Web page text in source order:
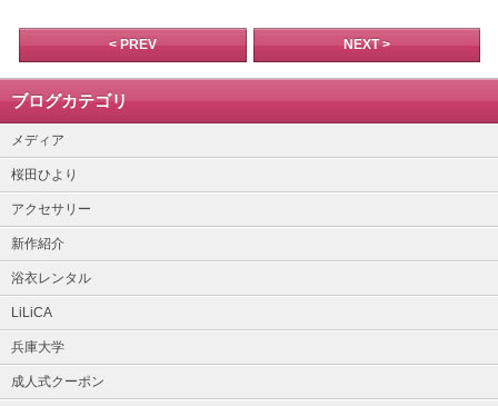
< PREV NEXT >
ブログカテゴリ
メディア
桜田ひより
アクセサリー
新作紹介
浴衣レンタル
LiLiCA
兵庫大学
成人式クーポン